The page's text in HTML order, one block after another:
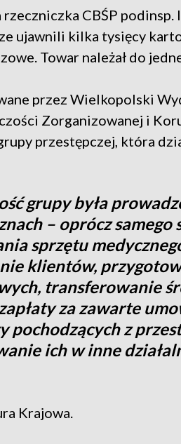
CBŚP
ujawnili kilka tysięcy
Towar należał do
przez Wielkopolski
Zorganizowanej i
przestępczej, która
grupy była
– oprócz
sprzętu
klientów,
transferowanie
za zawarte
pochodzących z
ich w inne
Krajowa.